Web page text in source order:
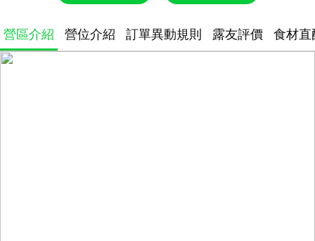
營區介紹 營位介紹 訂單異動規則 露友評價 食材直